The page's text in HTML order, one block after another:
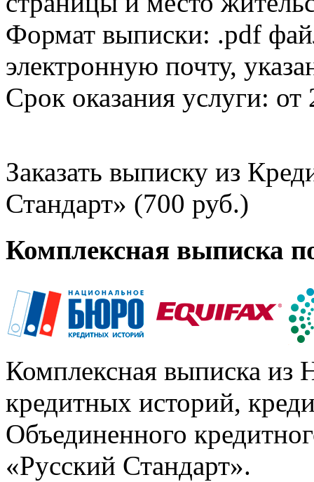
Формат выписки: .pdf
электронную почту,
Срок оказания услуги: от
Заказать выписку из
Стандарт» (700 руб.)
Комплексная выписка
Комплексная выписка из
кредитных историй,
Объединенного
«Русский Стандарт».